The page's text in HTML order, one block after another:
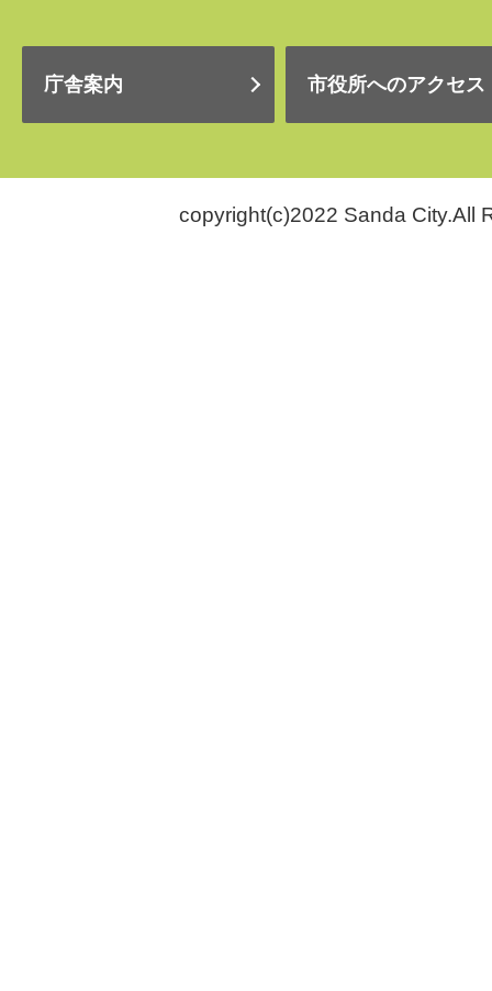
庁舎案内 市役所へのアクセス
copyright(c)2022 Sanda City.All